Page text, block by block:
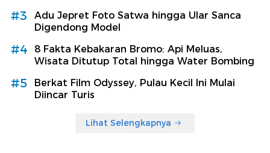
#3
Adu Jepret Foto Satwa hingga Ular Sanca
Digendong Model
#4
8 Fakta Kebakaran Bromo: Api Meluas,
Wisata Ditutup Total hingga Water Bombing
#5
Berkat Film Odyssey, Pulau Kecil Ini Mulai
Diincar Turis
Lihat Selengkapnya